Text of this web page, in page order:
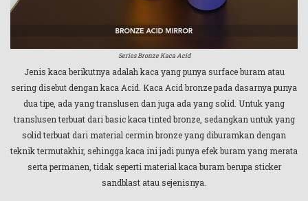
Series Bronze Kaca Acid
Jenis kaca berikutnya adalah kaca yang punya surface buram atau
sering disebut dengan kaca Acid. Kaca Acid bronze pada dasarnya punya
dua tipe, ada yang translusen dan juga ada yang solid. Untuk yang
translusen terbuat dari basic kaca tinted bronze, sedangkan untuk yang
solid terbuat dari material cermin bronze yang diburamkan dengan
teknik termutakhir, sehingga kaca ini jadi punya efek buram yang merata
serta permanen, tidak seperti material kaca buram berupa sticker
sandblast atau sejenisnya.